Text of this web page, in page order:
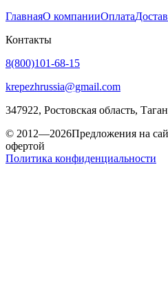
ГлавнаяО компанииОплата
Контакты
8(800)101-68-15
krepezhrussia@gmail.com
347922, Ростовская область,
© 2012—2026Предложения на
офертой
Политика конфиденциальности